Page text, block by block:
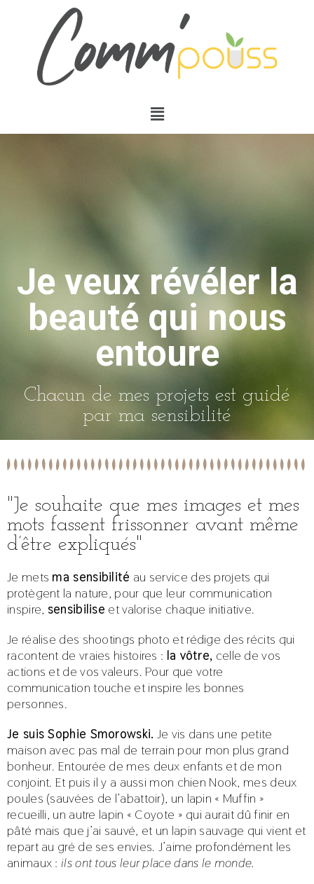
Je veux révéler la
beauté qui nous
entoure
Chacun de mes projets est guidé
par ma sensibilité
"Je souhaite que mes images et mes
mots fassent frissonner avant même
d’être expliqués"
Je mets ma sensibilité au service des projets qui
protègent la nature, pour que leur communication
inspire, sensibilise et valorise chaque initiative.
Je réalise des shootings photo et rédige des récits qui
racontent de vraies histoires : la vôtre, celle de vos
actions et de vos valeurs. Pour que votre
communication touche et inspire les bonnes
personnes.
Je suis Sophie Smorowski. Je vis dans une petite
maison avec pas mal de terrain pour mon plus grand
bonheur. Entourée de mes deux enfants et de mon
conjoint. Et puis il y a aussi mon chien Nook, mes deux
poules (sauvées de l’abattoir), un lapin « Muffin »
recueilli, un autre lapin « Coyote » qui aurait dû finir en
pâté mais que j’ai sauvé, et un lapin sauvage qui vient et
repart au gré de ses envies. J’aime profondément les
animaux :ils ont tous leur place dans le monde.